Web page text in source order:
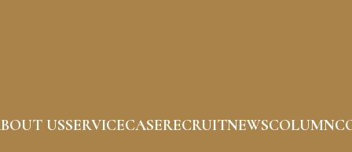
USSERVICECASERECRUITNEWSCOLUMN